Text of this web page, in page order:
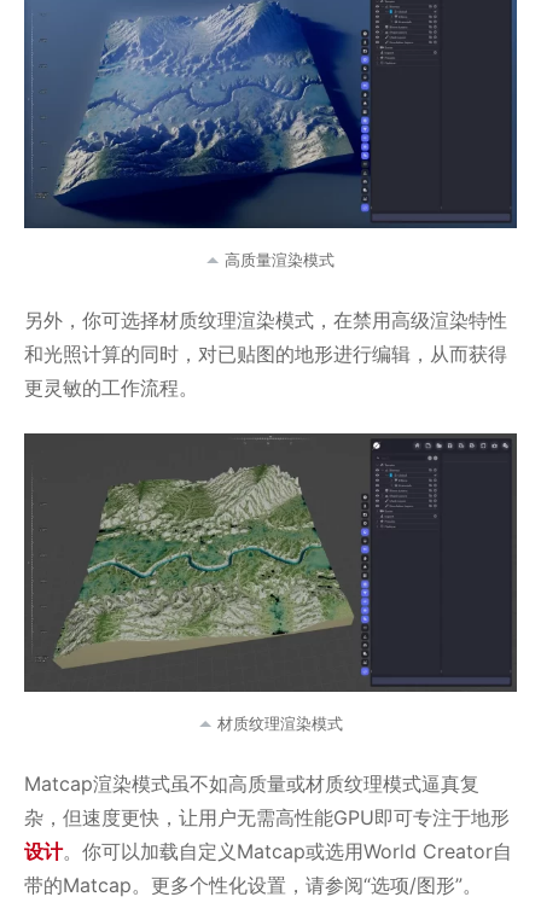
高质量渲染模式
另外，你可选择材质纹理渲染模式，在禁用高级渲染特性
和光照计算的同时，对已贴图的地形进行编辑，从而获得
更灵敏的工作流程。
材质纹理渲染模式
Matcap渲染模式虽不如高质量或材质纹理模式逼真复
杂，但速度更快，让用户无需高性能GPU即可专注于地形
设计。你可以加载自定义Matcap或选用World Creator自
带的Matcap。更多个性化设置，请参阅“选项/图形”。